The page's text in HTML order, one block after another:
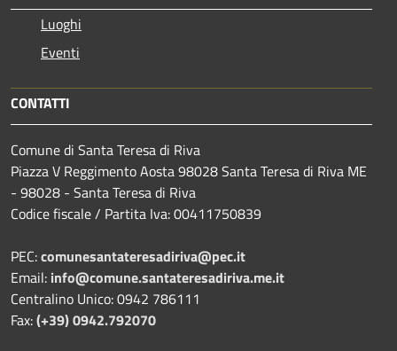
Luoghi
Eventi
CONTATTI
Comune di Santa Teresa di Riva
Piazza V Reggimento Aosta 98028 Santa Teresa di Riva ME
- 98028 - Santa Teresa di Riva
Codice fiscale / Partita Iva: 00411750839
PEC:comunesantateresadiriva@pec.it
Email: info@comune.santateresadiriva.me.it
Centralino Unico: 0942 786111
Fax:(+39) 0942.792070